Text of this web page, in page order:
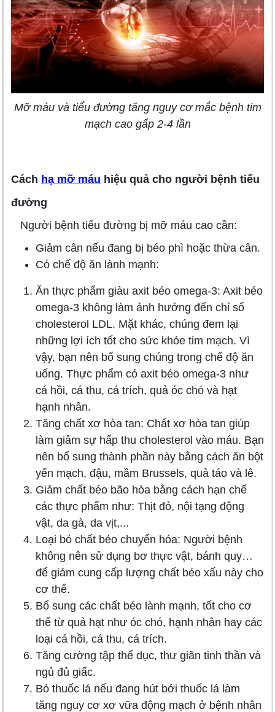
Mỡ máu và tiểu đường tăng nguy cơ mắc bệnh tim
mạch cao gấp 2-4 lần
Cách hạ mỡ máu hiệu quả cho người bệnh tiểu
đường
Người bệnh tiểu đường bị mỡ máu cao cần:
Giảm cân nếu đang bị béo phì hoặc thừa cân.
Có chế độ ăn lành mạnh:
Ăn thực phẩm giàu axit béo omega-3: Axit béo
omega-3 không làm ảnh hưởng đến chỉ số
cholesterol LDL. Mặt khác, chúng đem lại
những lợi ích tốt cho sức khỏe tim mạch. Vì
vậy, bạn nên bổ sung chúng trong chế độ ăn
uống. Thực phẩm có axit béo omega-3 như
cá hồi, cá thu, cá trích, quả óc chó và hạt
hạnh nhân.
Tăng chất xơ hòa tan: Chất xơ hòa tan giúp
làm giảm sự hấp thu cholesterol vào máu. Bạn
nên bổ sung thành phần này bằng cách ăn bột
yến mạch, đậu, mầm Brussels, quả táo và lê.
Giảm chất béo bão hòa bằng cách hạn chế
các thực phẩm như: Thịt đỏ, nội tạng động
vật, da gà, da vịt,...
Loại bỏ chất béo chuyển hóa: Người bệnh
không nên sử dụng bơ thực vật, bánh quy…
để giảm cung cấp lượng chất béo xấu này cho
cơ thể.
Bổ sung các chất béo lành mạnh, tốt cho cơ
thể từ quả hạt như óc chó, hạnh nhân hay các
loại cá hồi, cá thu, cá trích.
Tăng cường tập thể dục, thư giãn tinh thần và
ngủ đủ giấc.
Bỏ thuốc lá nếu đang hút bởi thuốc lá làm
tăng nguy cơ xơ vữa động mạch ở bệnh nhân